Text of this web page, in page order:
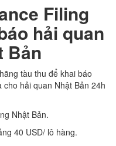
Filing
hải quan
Bản
tàu thu để khai báo
hải quan Nhật Bản 24h
Nhật Bản.
40 USD/ lô hàng.